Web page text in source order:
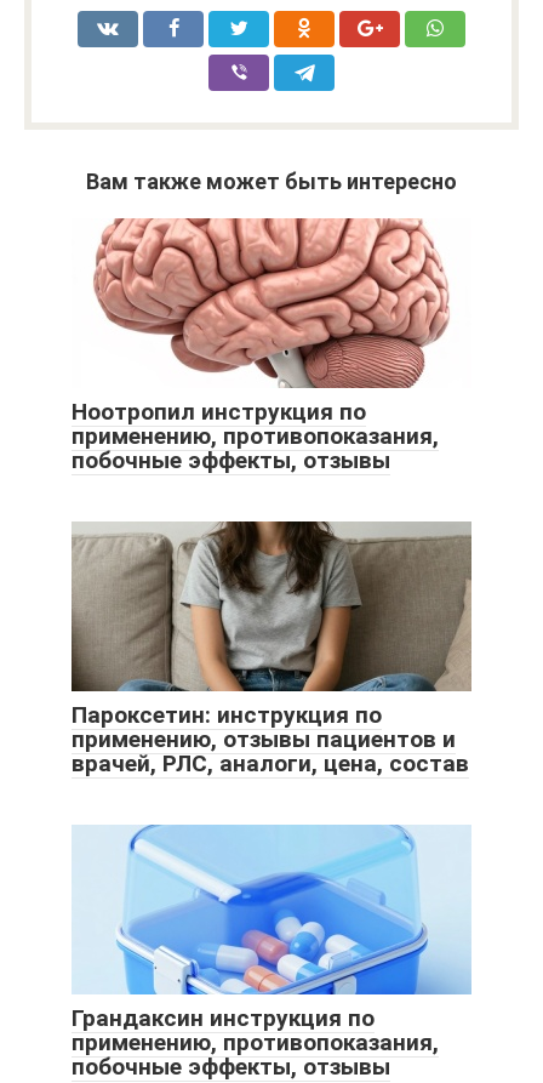
Вам также может быть интересно
Ноотропил инструкция по
применению, противопоказания,
побочные эффекты, отзывы
Пароксетин: инструкция по
применению, отзывы пациентов и
врачей, РЛС, аналоги, цена, состав
Грандаксин инструкция по
применению, противопоказания,
побочные эффекты, отзывы